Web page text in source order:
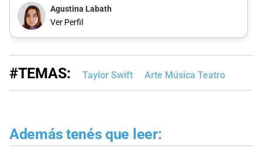
Agustina Labath
Ver Perfil
#TEMAS: Taylor Swift Arte Música Teatro
Además tenés que leer: